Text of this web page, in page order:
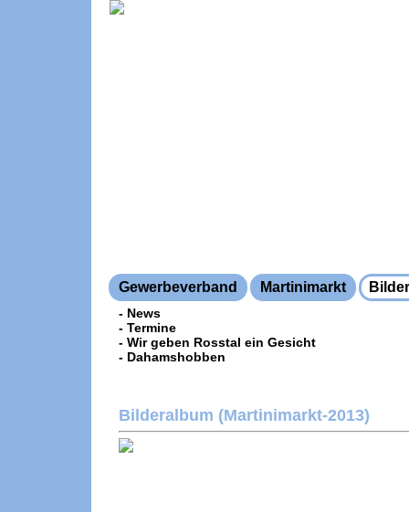
Gewerbeverband Martinimarkt Bilder
- News
- Termine
- Wir geben Rosstal ein Gesicht
- Dahamshobben
Bilderalbum (Martinimarkt-2013)